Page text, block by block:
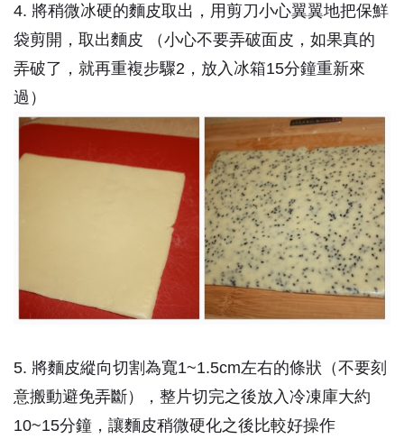
4. 將稍微冰硬的麵皮取出，用剪刀小心翼翼地把保鮮
袋剪開，取出麵皮 （小心不要弄破面皮，如果真的
弄破了，就再重複步驟2，放入冰箱15分鐘重新來
過）
5. 將麵皮縱向切割為寬1~1.5cm左右的條狀（不要刻
意搬動避免弄斷），整片切完之後放入冷凍庫大約
10~15分鐘，讓麵皮稍微硬化之後比較好操作